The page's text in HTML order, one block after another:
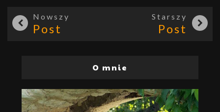
Nowszy
Post
Starszy
Post
O mnie